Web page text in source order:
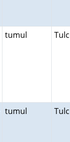
tumul
tumul